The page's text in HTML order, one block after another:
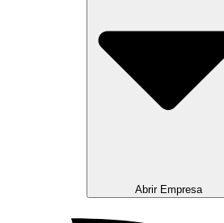
Abrir Empresa